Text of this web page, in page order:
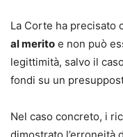
La Corte ha precisato
al merito e non può
legittimità, salvo il
fondi su un
Nel caso concreto, i